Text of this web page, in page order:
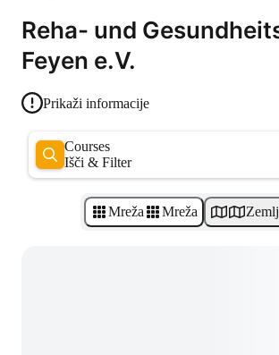
Reha- und
Feyen e.V.
Prikaži informacije
Courses
Išči & Filter
Mreža Mreža